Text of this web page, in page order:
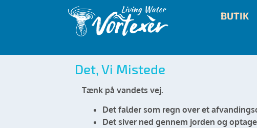
BUTIK
Det, Vi Mistede
Tænk på vandets vej.
Det falder som regn over et
Det siver ned gennem jorden og